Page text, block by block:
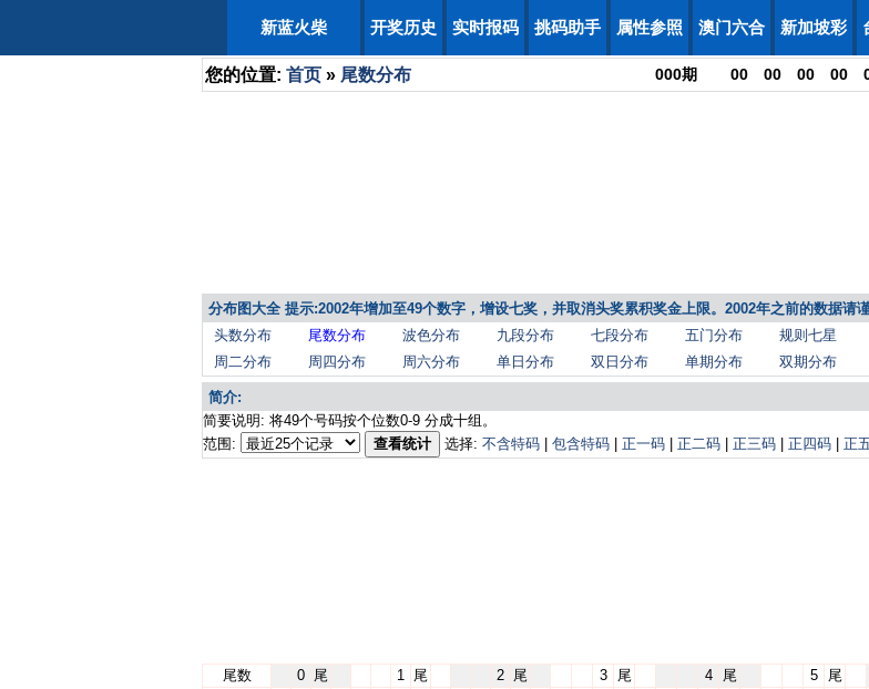
新蓝火柴 开奖历史 实时报码 挑码助手 属性参照 澳门六合 新加坡彩
您的位置: 首页 » 尾数分布 000期 00 00 00 00
分布图大全 提示:2002年增加至49个数字，增设七奖，并取消头奖累积奖金上限。2002年之前的数据请
头数分布
尾数分布 波色分布 九段分布 七段分布 五门分布 规则七星
周二分布
周四分布 周六分布 单日分布 双日分布 单期分布 双期分布
简介:
简要说明: 将49个号码按个位数0-9 分成十组。
范围:
查看统计 选择: 不含特码 包含特码 正一码 正二码 正三码 正四码 正
尾数 0 尾 1 尾 2 尾 3 尾 4 尾 5 尾